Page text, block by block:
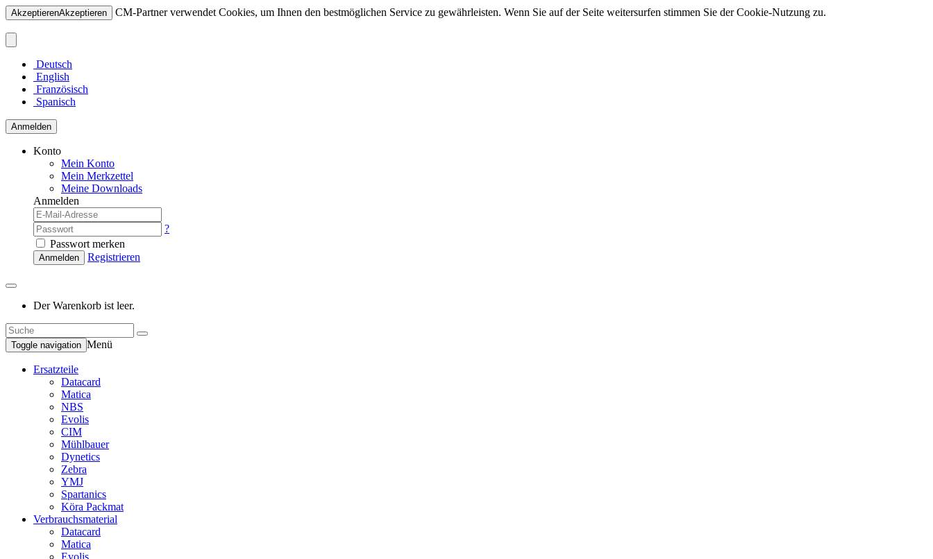
AkzeptierenAkzeptieren CM-Partner verwendet Cookies, um Ihnen den bestmöglichen Service zu gewährleisten. Wenn Sie auf der Seite weitersurfen stimmen Sie der Cookie-Nutzung zu.
Deutsch
English
Französisch
Spanisch
Anmelden
Konto
Mein Konto
Mein Merkzettel
Meine Downloads
Anmelden
?
Passwort merken
Anmelden Registrieren
Der Warenkorb ist leer.
Toggle navigation Menü
Ersatzteile
Datacard
Matica
NBS
Evolis
CIM
Mühlbauer
Dynetics
Zebra
YMJ
Spartanics
Köra Packmat
Verbrauchsmaterial
Datacard
Matica
Evolis